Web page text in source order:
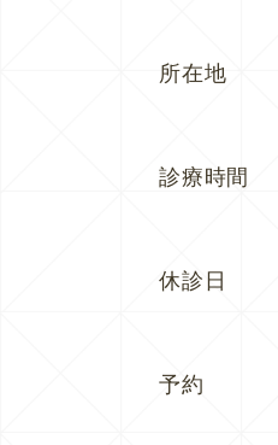
所在地
診療時間
休診日
予約